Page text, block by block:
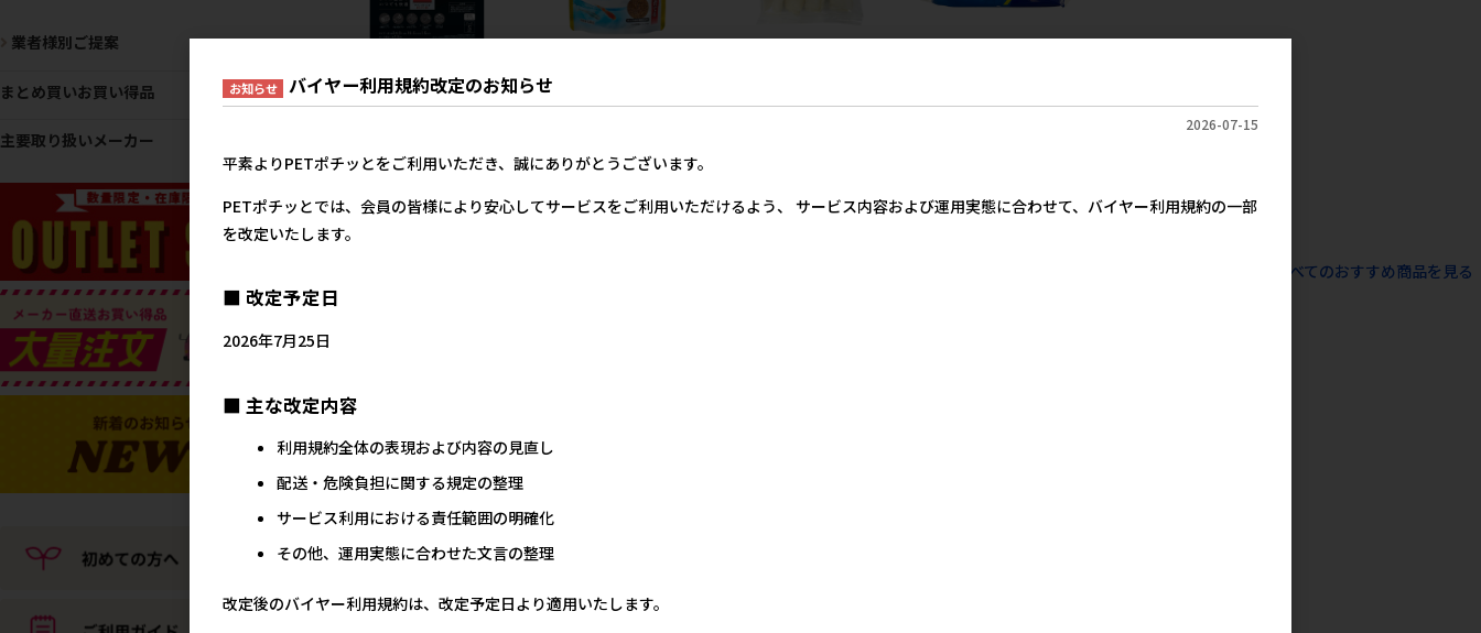
送)］ペット用リバーシブル
電気ヒーター ハード S ※メ
５万円以上)にご注意下さい
参考上代
4,032円
物・観賞魚)］メダカ元気 プ
ロバイオフードクリア 130g
※発注単位・最低ご購入金額
にご注意下さい
参考上代 590円
ティック型 4本 ※メーカー直
2,200円
入×3P（240枚入） 【値上
すべてのおすすめ商品を見る
業者様別ご提案
まとめ買いお買い得品
主要取り扱いメーカー
お知らせ バイヤー利用規約改定のお知らせ
2026-07-15
平素よりPETポチッとをご利用いただき、誠にありがとうございます。
PETポチッとでは、会員の皆様により安心してサービスをご利用いただけるよう、 サービス内容および運用実態に合わせて、バイヤー利用規約の一部
を改定いたします。
■ 改定予定日
2026年7月25日
■ 主な改定内容
利用規約全体の表現および内容の見直し
配送・危険負担に関する規定の整理
サービス利用における責任範囲の明確化
その他、運用実態に合わせた文言の整理
改定後のバイヤー利用規約は、改定予定日より適用いたします。